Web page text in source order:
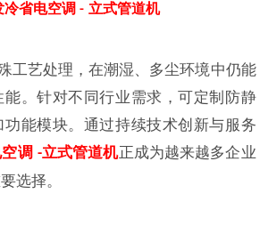
冷省电空调 - 立式管道机
工艺处理，在潮湿、多尘环境中仍能
。针对不同行业需求，可定制防静
能模块。通过持续技术创新与服务
调 -立式管道机正成为越来越多企业
选择。